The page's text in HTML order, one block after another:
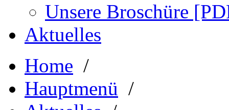
Unsere Broschüre
Aktuelles
Home /
Hauptmenü /